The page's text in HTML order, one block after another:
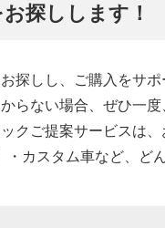
探しします！
しし、ご購入をサ
ない場合、ぜひ一
クご提案サービスは
カスタム車など、ど